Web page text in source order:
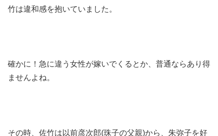
竹は違和感を抱いていました。
確かに！急に違う女性が嫁いでくるとか、普通ならあり得
ませんよね。
その時、佐竹は以前彦次郎(珠子の父親)から、朱弥子を好